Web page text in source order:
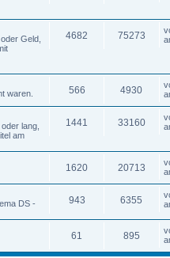
Geld,
4682 75273
waren. 566 4930
lang,
am
1441 33160
1620 20713
DS -
943 6355
61 895